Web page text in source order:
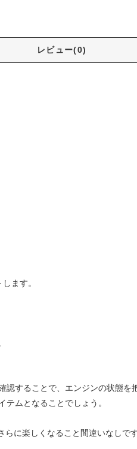
レビュー(0)
ます。
認することで、エンジンの状態を
ムとなることでしょう。
に楽しくなること間違いなしです